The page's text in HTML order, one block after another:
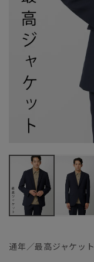
通年／最高ジャケット